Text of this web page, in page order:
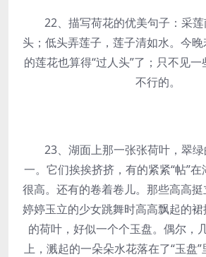
22、描写荷花的优美句子：采莲
头；低头弄莲子，莲子清如水。今
的莲花也算得“过人头”了；只不见
不行的。
23、湖面上那一张张荷叶，翠绿
一。它们挨挨挤挤，有的紧紧“帖”
很高。还有的卷着卷儿。那些高高
婷婷玉立的少女跳舞时高高飘起的
的荷叶，好似一个个玉盘。偶尔，
上，溅起的一朵朵水花落在了“玉盘